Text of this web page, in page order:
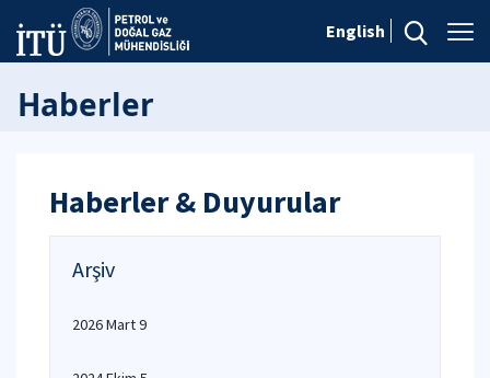
English
Haberler
Haberler & Duyurular
Arşiv
2026 Mart 9